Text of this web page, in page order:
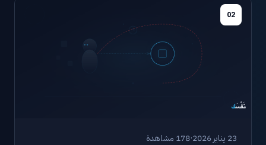
02
23 يناير 2026 ·178 مشاهدة